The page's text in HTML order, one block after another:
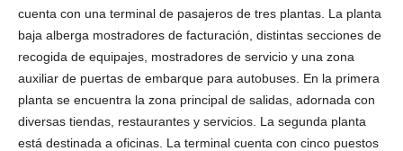
cuenta con una terminal de pasajeros de tres plantas. La planta
baja alberga mostradores de facturación, distintas secciones de
recogida de equipajes, mostradores de servicio y una zona
auxiliar de puertas de embarque para autobuses. En la primera
planta se encuentra la zona principal de salidas, adornada con
diversas tiendas, restaurantes y servicios. La segunda planta
está destinada a oficinas. La terminal cuenta con cinco puestos